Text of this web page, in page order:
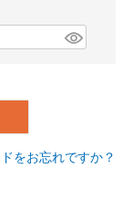
をお忘れですか？